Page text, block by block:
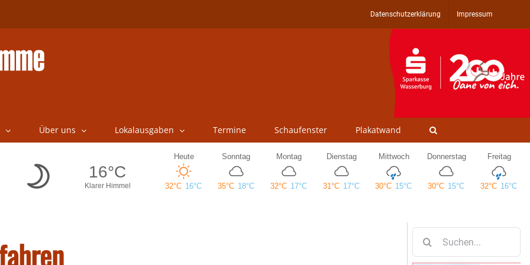
Datenschutzerklärung Impressum
Über uns Lokalausgaben Termine Schaufenster Plakatwand
nach: